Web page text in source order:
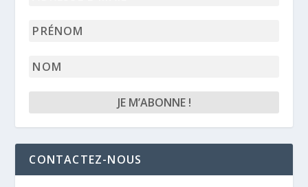
*
Prénom
Nom
CONTACTEZ-NOUS